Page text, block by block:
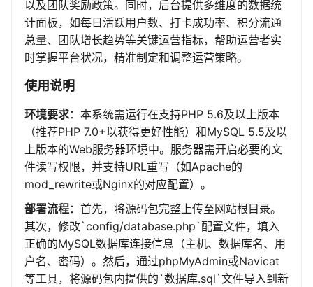
以及团队奖励政策。同时，后台提供多维度的数据统
计面板，如每日活跃用户数、打卡成功率、积分流通
总量、团队增长趋势等关键运营指标，帮助运营者实
时掌握平台状况，精准制定和调整运营策略。
使用说明
环境要求：本系统需运行在支持PHP 5.6及以上版本
（推荐PHP 7.0+以获得更好性能）和MySQL 5.5及以
上版本的Web服务器环境中。服务器需开启必要的文
件读写权限，并支持URL重写（如Apache的
mod_rewrite或Nginx的对应配置）。
部署流程：首先，将源码包完整上传至网站根目录。
其次，修改`config/database.php`配置文件，填入
正确的MySQL数据库连接信息（主机、数据库名、用
户名、密码）。然后，通过phpMyAdmin或Navicat
等工具，将源码包内提供的`数据库.sql`文件导入到新